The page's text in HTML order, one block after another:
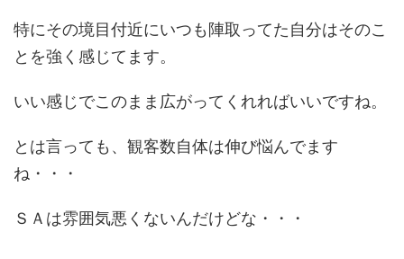
特にその境目付近にいつも陣取ってた自分はそのこ
とを強く感じてます。
いい感じでこのまま広がってくれればいいですね。
とは言っても、観客数自体は伸び悩んでます
ね・・・
ＳＡは雰囲気悪くないんだけどな・・・